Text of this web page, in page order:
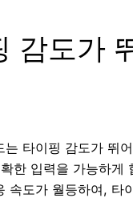
감도가
는 타이핑 감도가 뛰
한 입력을 가능하게
속도가 월등하여, 타